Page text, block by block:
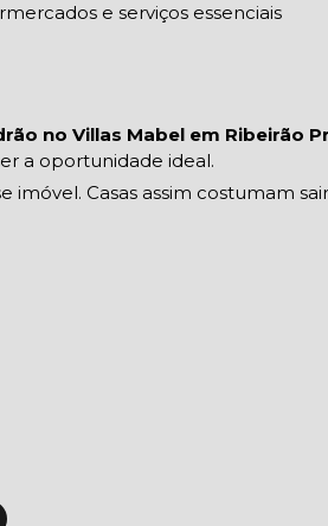
e serviços essenciais
no Villas Mabel em Ribeirão
a oportunidade ideal.
imóvel. Casas assim costumam